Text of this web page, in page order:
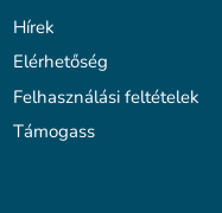
Hírek
Elérhetőség
Felhasználási feltételek
Támogass